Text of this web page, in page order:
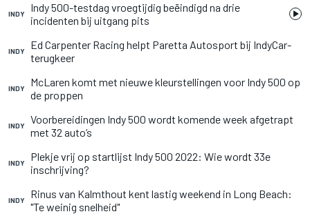
INDY
Indy 500-testdag vroegtijdig beëindigd na drie
incidenten bij uitgang pits
INDY
Ed Carpenter Racing helpt Paretta Autosport bij IndyCar-
terugkeer
INDY
McLaren komt met nieuwe kleurstellingen voor Indy 500 op
de proppen
INDY
Voorbereidingen Indy 500 wordt komende week afgetrapt
met 32 auto’s
INDY
Plekje vrij op startlijst Indy 500 2022: Wie wordt 33e
inschrijving?
INDY
Rinus van Kalmthout kent lastig weekend in Long Beach:
"Te weinig snelheid"